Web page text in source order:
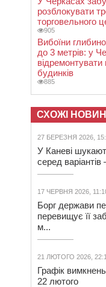
розблокувати
торговельного
905
Вибоїни
до 3 метрів: у
відремонтувати
будинків
885
СХОЖІ
27 БЕРЕЗНЯ 2026,
У Каневі
серед
17 ЧЕРВНЯ 2026,
Борг держави
перевищує її
м...
21 ЛЮТОГО 2026,
Графік
22 лютого